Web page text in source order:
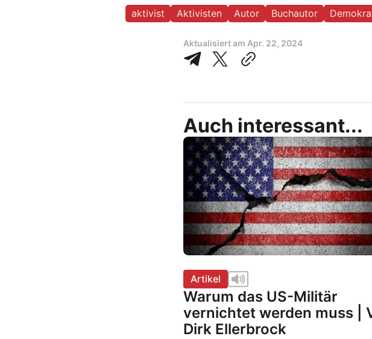
aktivist Aktivisten Autor Buchautor
Aktualisiert am Apr. 22, 2024
Auch interessant...
Artikel
Warum das US-Militär
vernichtet werden muss |
Dirk Ellerbrock